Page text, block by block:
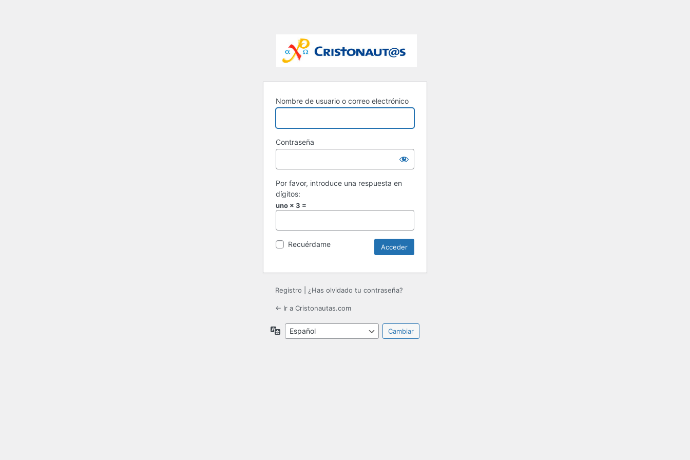
Nombre de usuario o correo electrónico
Contraseña
Por favor, introduce una respuesta en
dígitos:
uno × 3 =
Recuérdame
Registro ¿Has olvidado tu contraseña?
← Ir a Cristonautas.com
Idioma